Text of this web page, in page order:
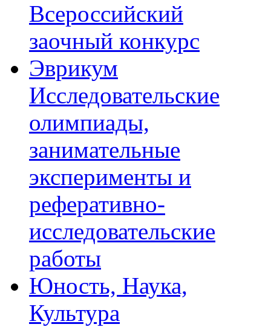
Всероссийский
заочный конкурс
Эврикум
Исследовательские
олимпиады,
занимательные
эксперименты и
реферативно-
исследовательские
работы
Юность, Наука,
Культура